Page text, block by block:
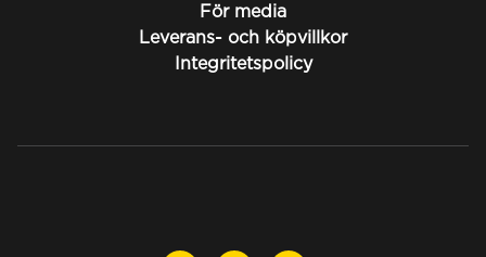
För media
Leverans- och köpvillkor
Integritetspolicy